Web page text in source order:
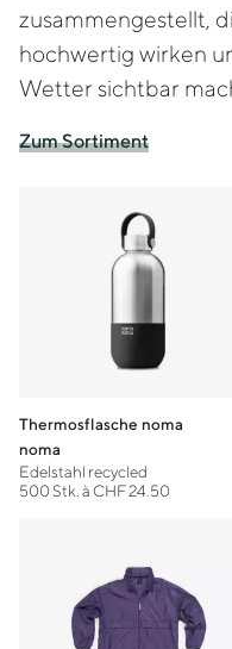
zusammengestellt,
hochwertig wirken
Wetter sichtbar
Zum Sortiment
Thermosflasche noma
noma
Edelstahl recycled
500 Stk. à CHF 24.50